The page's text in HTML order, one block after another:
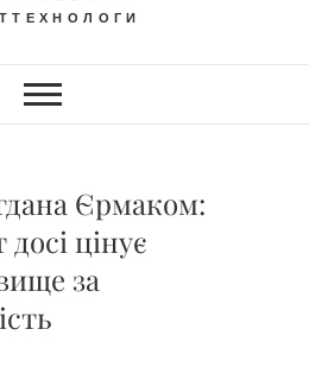
Єрмаком:
цінує
за